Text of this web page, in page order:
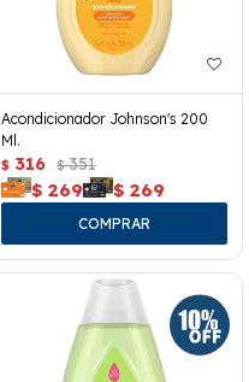
Acondicionador Johnson's 200
Ml.
$ 316 $ 351
$ 269 $ 269